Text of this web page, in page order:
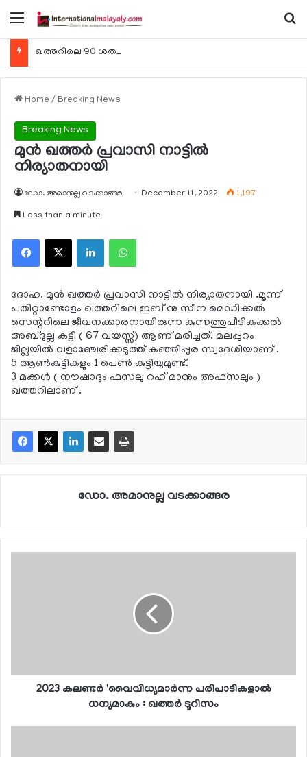
Menu
Home / Breaking News
Breaking News
മുന്‍ ഖത്തര്‍ പ്രവാസി നാട്ടില്‍
നിര്യാതനായി
ഡോ. അമാനുല്ല വടക്കാങ്ങര December 11, 2022 1,197
Less than a minute
Facebook
X LinkedInWhatsApp
ദോഹ. മുന്‍ ഖത്തര്‍ പ്രവാസി നാട്ടില്‍ നിര്യാതനായി .മൂന്ന്
പതിറ്റാണ്ടോളം ഖത്തറിലെ ഇബ് നു സീന മെഡിക്കല്‍
സെന്ററിലെ ജീവനക്കാരനായിരുന്ന കുന്നത്തുപീടികക്കല്‍
അബ്ദുല്ല കുട്ടി ( 67 വയസ്സ്) ആണ് മരിച്ചത്. മലപ്പുറം
ജില്ലയില്‍ വളാഞ്ചേരിക്കടുത്ത് കഞ്ഞിപ്പുര സ്വദേശിയാണ് .
5 ആണ്‍കുട്ടികളും 1 പെണ്‍ കുട്ടിയുമുണ്ട്.
3 മക്കള്‍ ( നൗഷാദും ഫസലു റഹ് മാനും അഫ്‌സലും )
ഖത്തറിലാണ് .
ഡോ. അമാനുല്ല വടക്കാങ്ങര
2023 കലണ്ടര്‍ 'വൈവിധ്യമാര്‍ന്ന പരിപാടികളാല്‍
ധന്യമാകും : ഖത്തര്‍ ടൂറിസം